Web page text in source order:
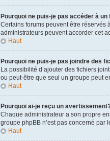
Pourquoi ne puis-je pas accéder à un
Certains forums peuvent être réservés
administrateurs peuvent accorder cet
Haut
Pourquoi ne puis-je pas joindre des
La possibilité d’ajouter des fichiers
ou peut-être que seul un groupe peut
Haut
Pourquoi ai-je reçu un
Chaque administrateur a son propre
groupe phpBB n’est pas concerné par
Haut